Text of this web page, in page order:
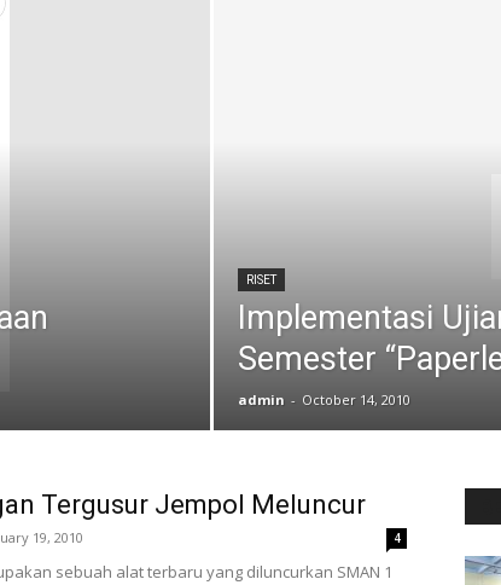
RISET
Implementasi
Semester
admin - October 14, 2010
Tergusur Jempol Meluncur
19, 2010 4
sebuah alat terbaru yang diluncurkan SMAN 1